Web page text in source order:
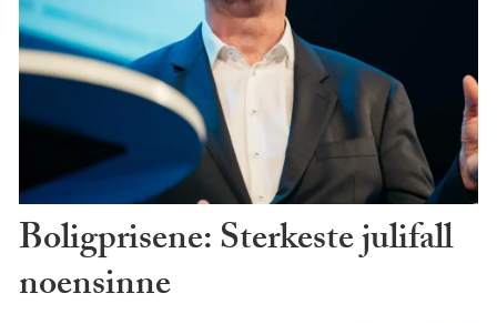
Boligprisene: Sterkeste julifall
noensinne